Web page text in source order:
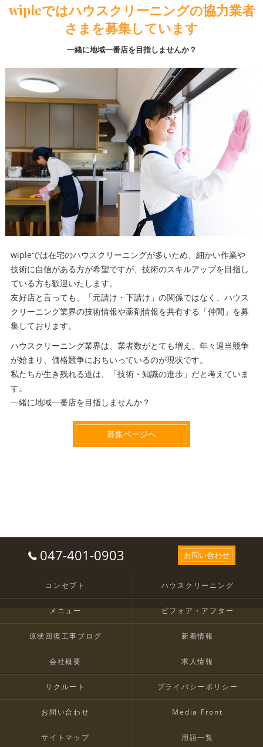
wipleではハウスクリーニングの協力業者
さまを募集しています
一緒に地域一番店を目指しませんか？
wipleでは在宅のハウスクリーニングが多いため、細かい作業や
技術に自信がある方が希望ですが、技術のスキルアップを目指し
ている方も歓迎いたします。
友好店と言っても、「元請け・下請け」の関係ではなく、ハウス
クリーニング業界の技術情報や薬剤情報を共有する「仲間」を募
集しております。
ハウスクリーニング業界は、業者数がとても増え、年々過当競争
が始まり、価格競争におちいっているのが現状です。
私たちが生き残れる道は、「技術・知識の進歩」だと考えていま
す。
一緒に地域一番店を目指しませんか？
募集ページへ
047-401-0903 お問い合わせ
コンセプト ハウスクリーニング
メニュー ビフォア・アフター
原状回復工事ブログ 新着情報
会社概要 求人情報
リクルート プライバシーポリシー
お問い合わせ Media Front
サイトマップ 用語一覧